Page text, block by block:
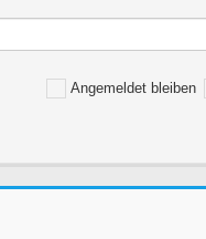
Angemeldet bleiben